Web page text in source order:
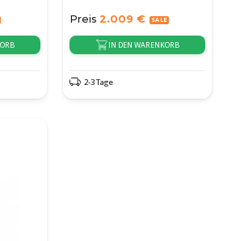
Preis 2.009 €
IN DEN WARENKORB
2-3 Tage